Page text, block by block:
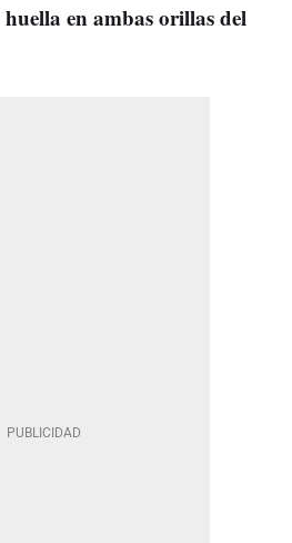
huella en ambas orillas del